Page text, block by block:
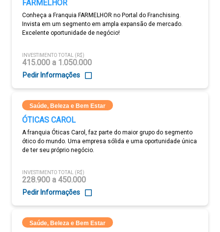
FARMELHOR
Conheça a Franquia FARMELHOR no Portal do Franchising.
Invista em um segmento em ampla expansão de mercado.
Excelente oportunidade de negócio!
INVESTIMENTO TOTAL (R$)
415.000 a 1.050.000
Pedir Informações
Saúde, Beleza e Bem Estar
ÓTICAS CAROL
A franquia Óticas Carol, faz parte do maior grupo do segmento
ótico do mundo. Uma empresa sólida e uma oportunidade única
de ter seu próprio negócio.
INVESTIMENTO TOTAL (R$)
228.900 a 450.000
Pedir Informações
Saúde, Beleza e Bem Estar